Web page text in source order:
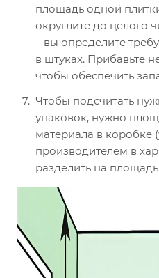
площадь одной
округлите до целого
– вы определите
в штуках. Прибавьте
чтобы обеспечить
Чтобы подсчитать
упаковок, нужно
материала в коробке
производителем в
разделить на